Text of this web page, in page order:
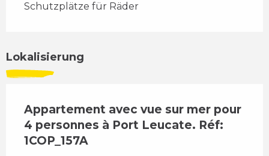
Schutzplätze für Räder
Lokalisierung
Appartement avec vue sur mer pour
4 personnes à Port Leucate. Réf:
1COP_157A